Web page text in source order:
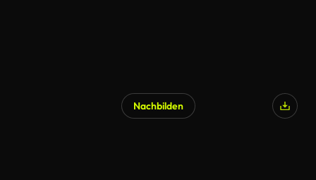
Nachbilden